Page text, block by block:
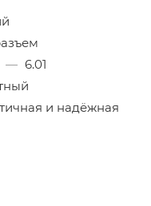
— 6.01
и надёжная